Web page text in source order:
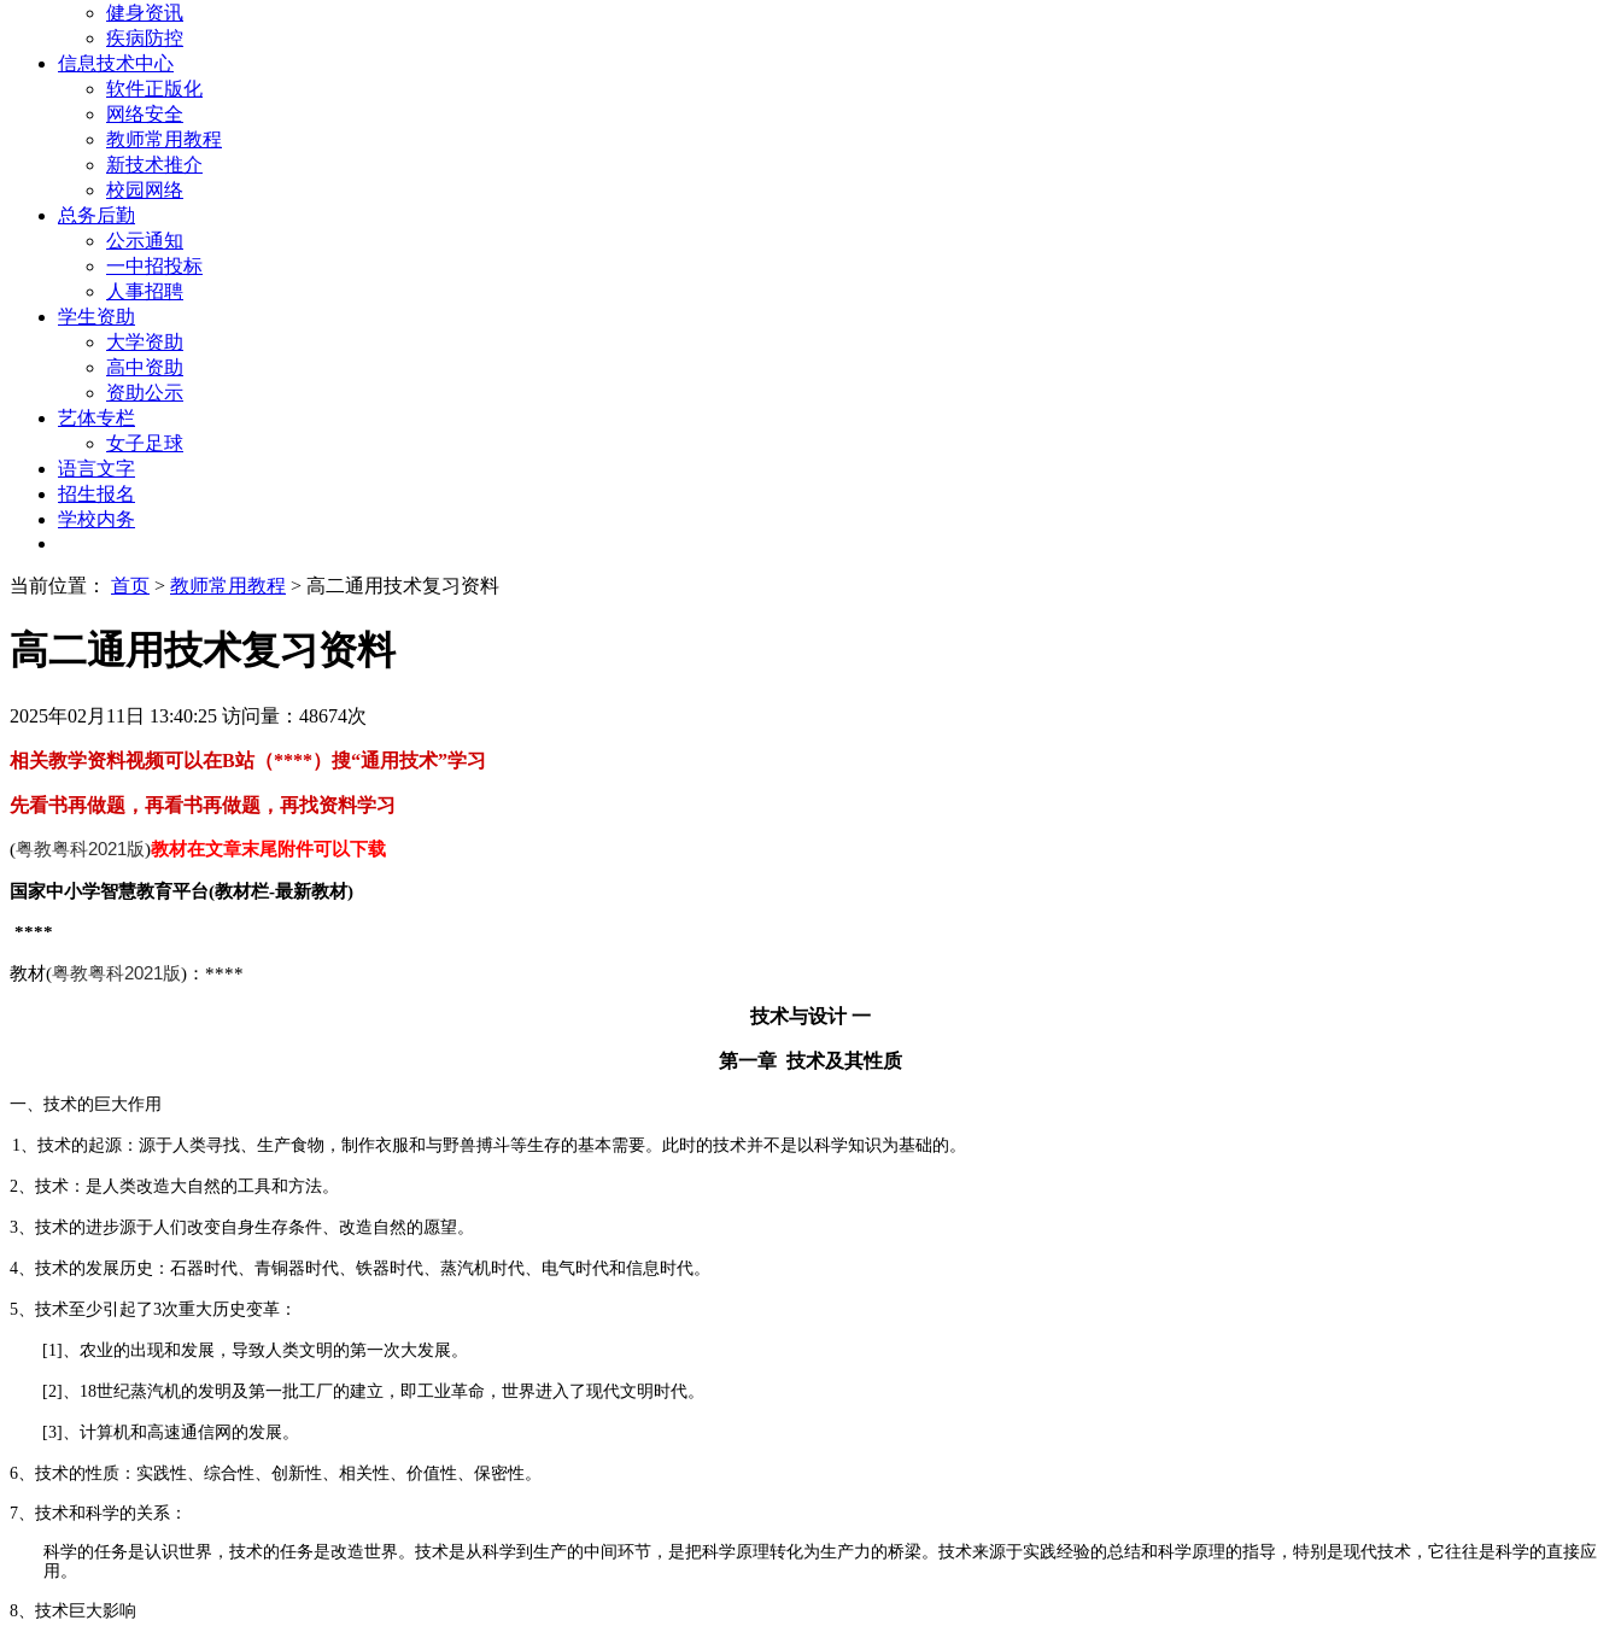
健身资讯
疾病防控
信息技术中心
软件正版化
网络安全
教师常用教程
新技术推介
校园网络
总务后勤
公示通知
一中招投标
人事招聘
学生资助
大学资助
高中资助
资助公示
艺体专栏
女子足球
语言文字
招生报名
学校内务
当前位置： 首页 > 教师常用教程 > 高二通用技术复习资料
高二通用技术复习资料
2025年02月11日 13:40:25 访问量： 48674次
相关教学资料视频可以在B站（****）搜“通用技术”学习
先看书再做题，再看书再做题，再找资料学习
(粤教粤科2021版)教材在文章末尾附件可以下载
国家中小学智慧教育平台(教材栏-最新教材)
****
教材(粤教粤科2021版)：****
技术与设计 一
第一章 技术及其性质
一、 技术的巨大作用
1、技术的起源：源于人类寻找、生产食物，制作衣服和与野兽搏斗等生存的基本需要。此时的技术并不是以科学知识为基础的。
2、技术：是人类改造大自然的工具和方法。
3、技术的进步源于人们改变自身生存条件、改造自然的愿望。
4、技术的发展历史：石器时代、青铜器时代、铁器时代、蒸汽机时代、电气时代和信息时代。
5、技术至少引起了3次重大历史变革：
[1]、农业的出现和发展，导致人类文明的第一次大发展。
[2]、18世纪蒸汽机的发明及第一批工厂的建立，即工业革命，世界进入了现代文明时代。
[3]、计算机和高速通信网的发展。
6、技术的性质：实践性、综合性、创新性、相关性、价值性、保密性。
7、 技术和科学的关系：
科学的任务是认识世界，技术的任务是改造世界。技术是从科学到生产的中间环节，是把科学原理转化为生产力的桥梁。技术来源于实践经验的总结和科学原理的指导，特别是现代技术，它往往是科学的直接应
用。
8、技术巨大影响